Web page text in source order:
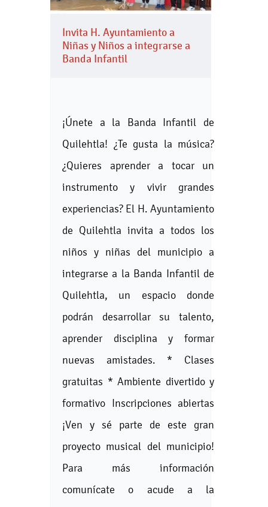
Invita H. Ayuntamiento a
Niñas y Niños a integrarse a
Banda Infantil
¡Únete a la Banda Infantil de
Quilehtla! ¿Te gusta la música?
¿Quieres aprender a tocar un
instrumento y vivir grandes
experiencias? El H. Ayuntamiento
de Quilehtla invita a todos los
niños y niñas del municipio a
integrarse a la Banda Infantil de
Quilehtla, un espacio donde
podrán desarrollar su talento,
aprender disciplina y formar
nuevas amistades. * Clases
gratuitas * Ambiente divertido y
formativo Inscripciones abiertas
¡Ven y sé parte de este gran
proyecto musical del municipio!
Para más información
comunícate o acude a la